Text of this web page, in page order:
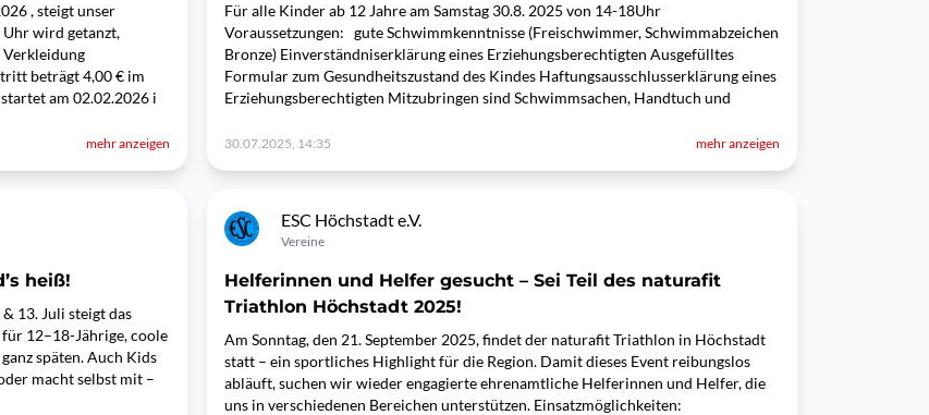
, steigt unser
wird getanzt,
Verkleidung
beträgt 4,00 € im
am 02.02.2026 i
mehr anzeigen
heiß!
13. Juli steigt das
12–18-Jährige, coole
späten. Auch Kids
macht selbst mit –
Für alle Kinder ab 12 Jahre am Samstag 30.8. 2025 von 14-18Uhr
Voraussetzungen: gute Schwimmkenntnisse (Freischwimmer, Schwimmabzeichen
Bronze) Einverständniserklärung eines Erziehungsberechtigten Ausgefülltes
Formular zum Gesundheitszustand des Kindes Haftungsausschlusserklärung eines
Erziehungsberechtigten Mitzubringen sind Schwimmsachen, Handtuch und
30.07.2025, 14:35 mehr anzeigen
ESC Höchstadt e.V.
Vereine
Helferinnen und Helfer gesucht – Sei Teil des naturafit
Triathlon Höchstadt 2025!
Am Sonntag, den 21. September 2025, findet der naturafit Triathlon in Höchstadt
statt – ein sportliches Highlight für die Region. Damit dieses Event reibungslos
abläuft, suchen wir wieder engagierte ehrenamtliche Helferinnen und Helfer, die
uns in verschiedenen Bereichen unterstützen. Einsatzmöglichkeiten: